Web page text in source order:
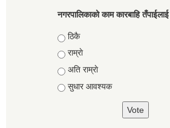
नगरपालिकाको काम कारबाहि
Choices
ठिकै
राम्राे
अति राम्राे
सुधार आवश्यक